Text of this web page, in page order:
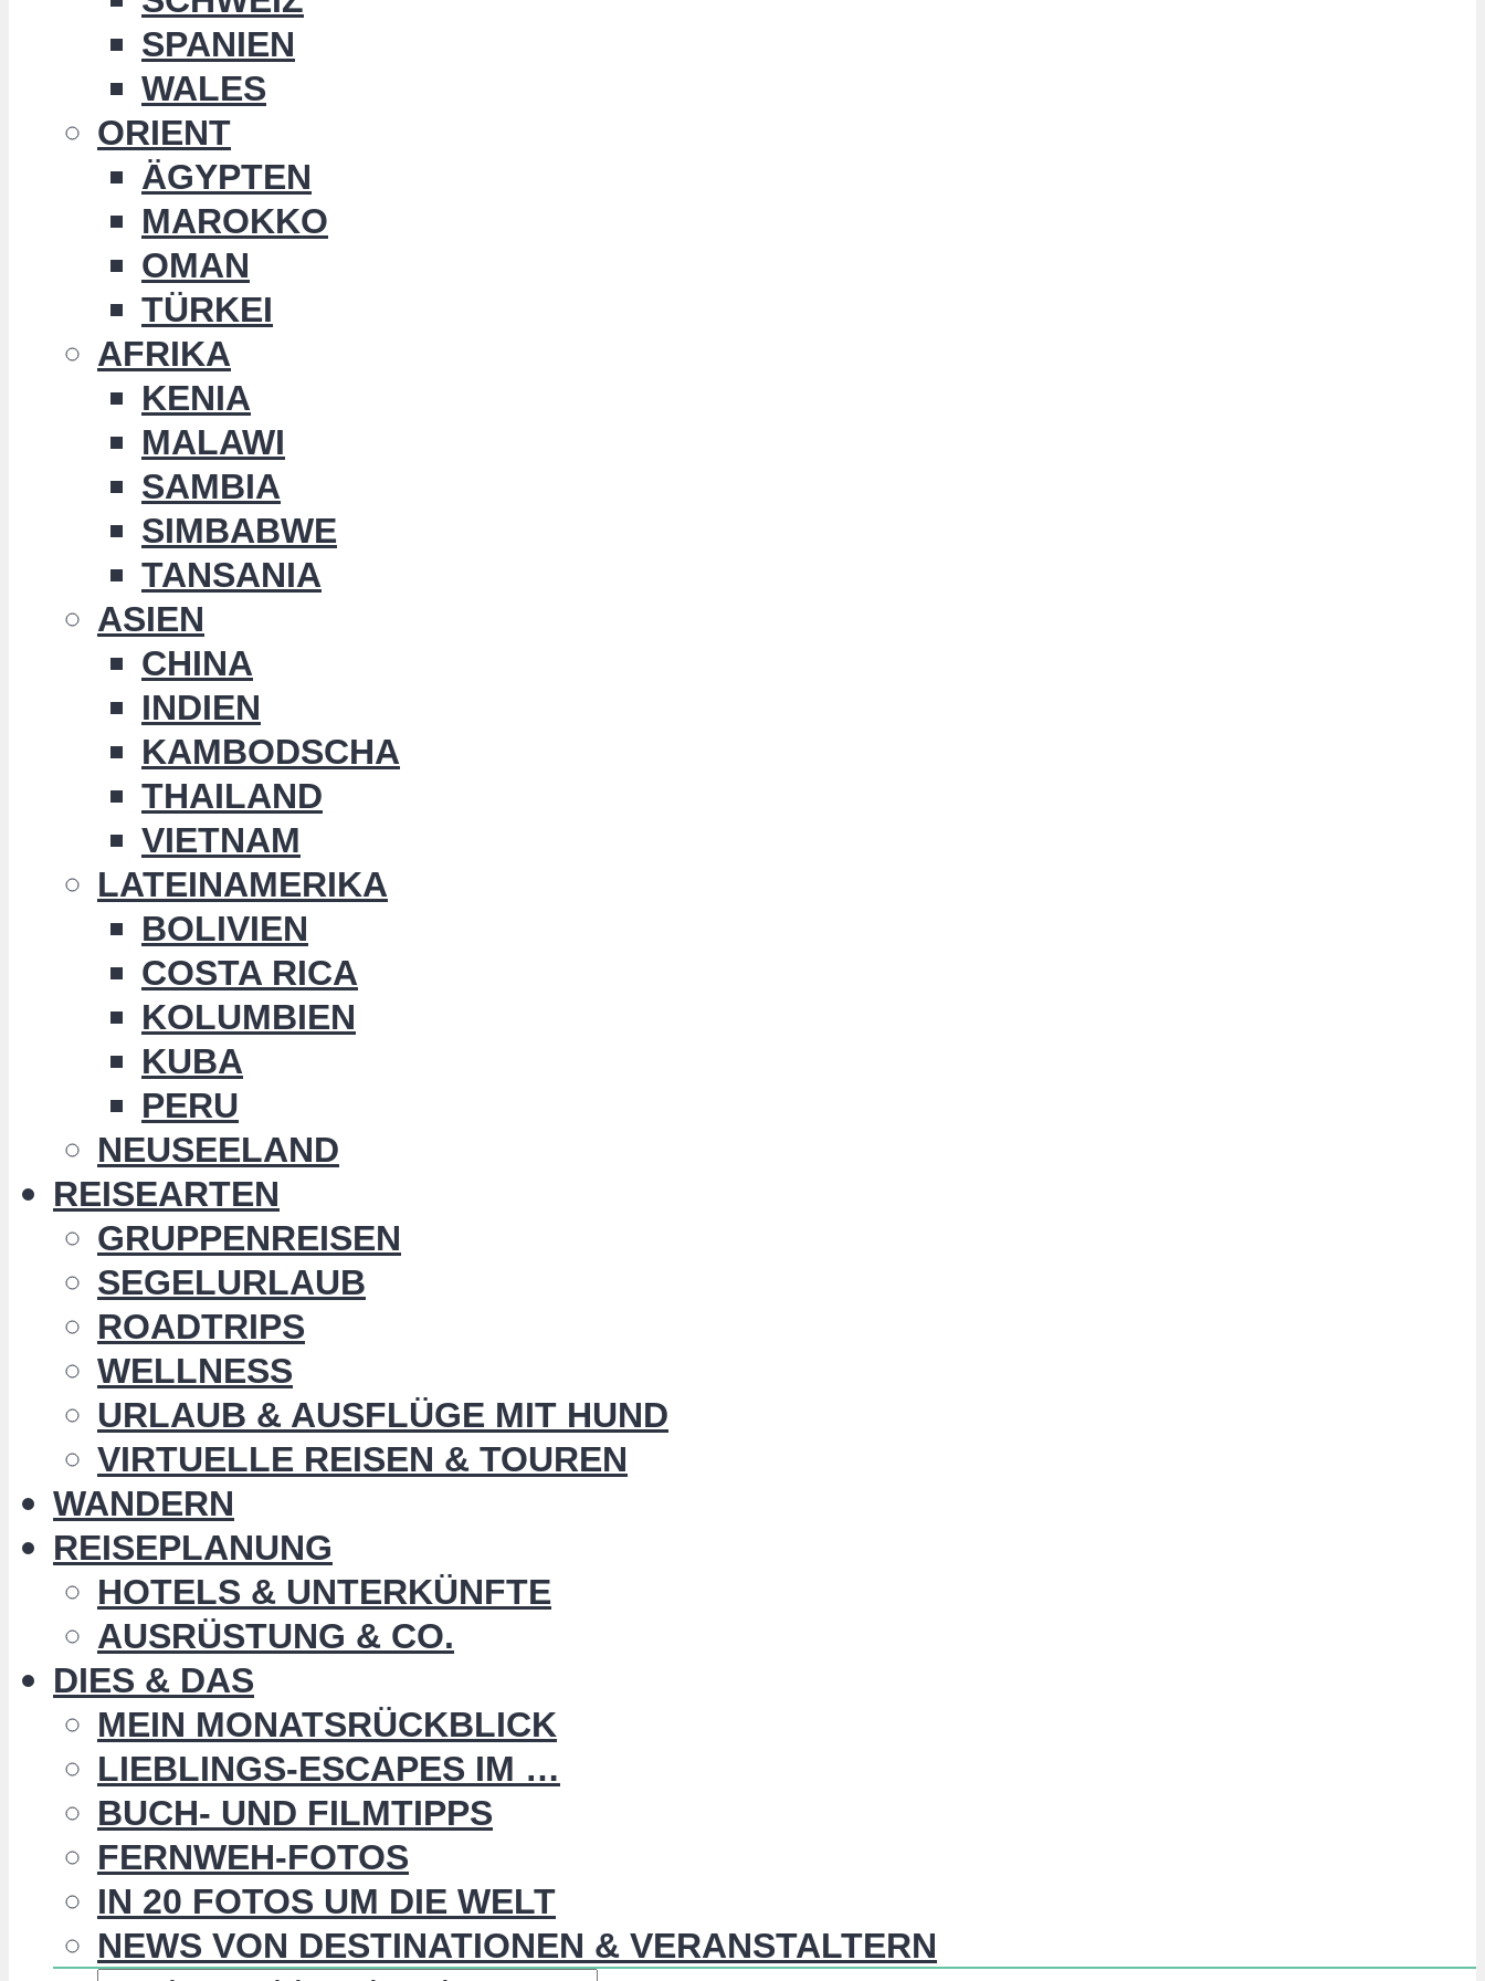
SPANIEN
WALES
ORIENT
ÄGYPTEN
MAROKKO
OMAN
TÜRKEI
AFRIKA
KENIA
MALAWI
SAMBIA
SIMBABWE
TANSANIA
ASIEN
CHINA
INDIEN
KAMBODSCHA
THAILAND
VIETNAM
LATEINAMERIKA
BOLIVIEN
COSTA RICA
KOLUMBIEN
KUBA
PERU
NEUSEELAND
REISEARTEN
GRUPPENREISEN
SEGELURLAUB
ROADTRIPS
WELLNESS
URLAUB & AUSFLÜGE MIT HUND
VIRTUELLE REISEN & TOUREN
WANDERN
REISEPLANUNG
HOTELS & UNTERKÜNFTE
AUSRÜSTUNG & CO.
DIES & DAS
MEIN MONATSRÜCKBLICK
LIEBLINGS-ESCAPES IM …
BUCH- UND FILMTIPPS
FERNWEH-FOTOS
IN 20 FOTOS UM DIE WELT
NEWS VON DESTINATIONEN & VERANSTALTERN